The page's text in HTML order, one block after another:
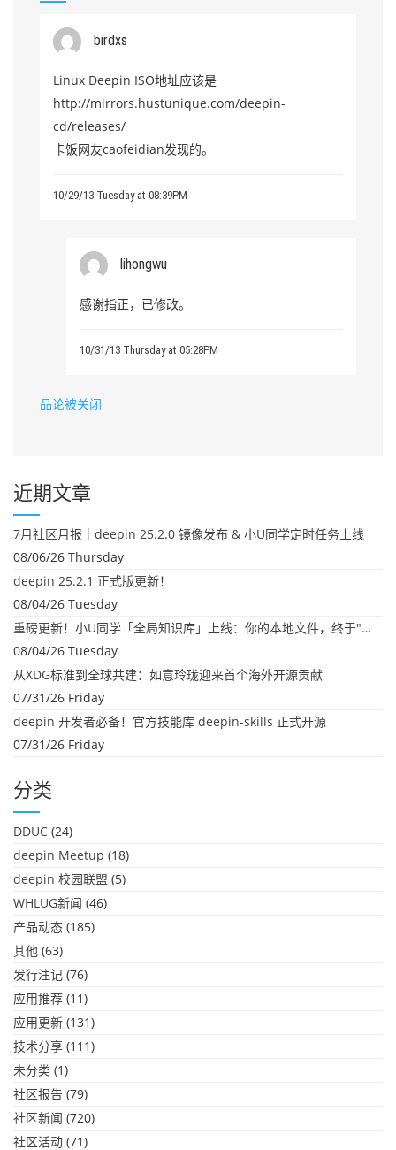
birdxs
Linux Deepin ISO地址应该是
http://mirrors.hustunique.com/deepin-
cd/releases/
卡饭网友caofeidian发现的。
10/29/13 Tuesday at 08:39PM
lihongwu
感谢指正，已修改。
10/31/13 Thursday at 05:28PM
品论被关闭
近期文章
7月社区月报｜deepin 25.2.0 镜像发布 & 小U同学定时任务上线
08/06/26 Thursday
deepin 25.2.1 正式版更新！
08/04/26 Tuesday
重磅更新！小U同学「全局知识库」上线：你的本地文件，终于"活"起来了
08/04/26 Tuesday
从XDG标准到全球共建：如意玲珑迎来首个海外开源贡献
07/31/26 Friday
deepin 开发者必备！官方技能库 deepin-skills 正式开源
07/31/26 Friday
分类
DDUC (24)
deepin Meetup (18)
deepin 校园联盟 (5)
WHLUG新闻 (46)
产品动态 (185)
其他 (63)
发行注记 (76)
应用推荐 (11)
应用更新 (131)
技术分享 (111)
未分类 (1)
社区报告 (79)
社区新闻 (720)
社区活动 (71)